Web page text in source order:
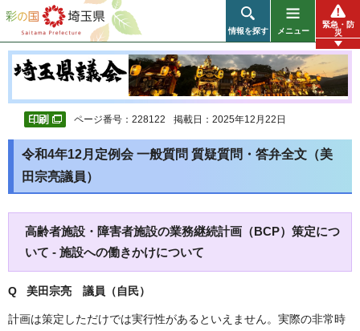
彩の国 埼玉県
情報を探す メニュー
緊急・防
災
ページ番号：228122 掲載日：2025年12月22日
令和4年12月定例会 一般質問 質疑質問・答弁全文（美
田宗亮議員）
高齢者施設・障害者施設の業務継続計画（BCP）策定につ
いて - 施設への働きかけについて
Q 美田宗亮 議員（自民）
計画は策定しただけでは実行性があるといえません。実際の非常時